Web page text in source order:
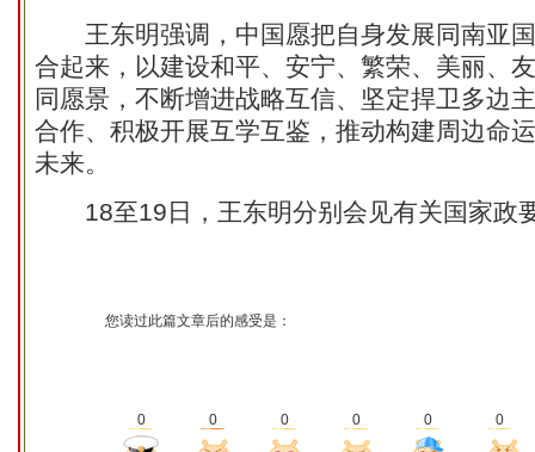
王东明强调，中国愿把自身发展同南亚国
合起来，以建设和平、安宁、繁荣、美丽、
同愿景，不断增进战略互信、坚定捍卫多边
合作、积极开展互学互鉴，推动构建周边命
未来。
18至19日，王东明分别会见有关国家政
您读过此篇文章后的感受是：
0 0 0 0 0 0